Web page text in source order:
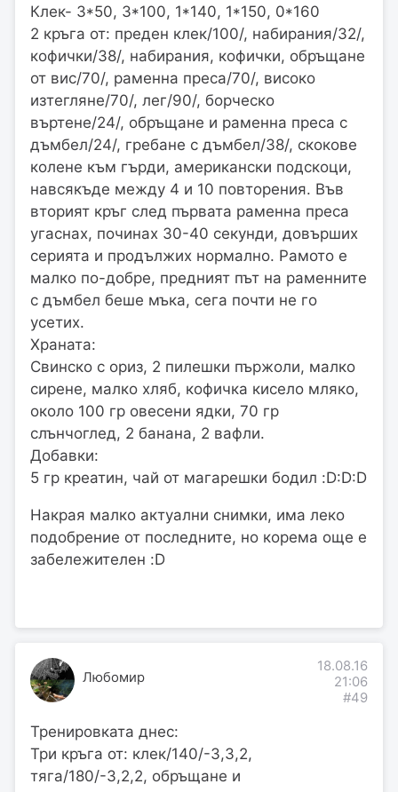
Клек- 3*50, 3*100, 1*140, 1*150, 0*160
2 кръга от: преден клек/100/, набирания/32/,
кофички/38/, набирания, кофички, обръщане
от вис/70/, раменна преса/70/, високо
изтегляне/70/, лег/90/, борческо
въртене/24/, обръщане и раменна преса с
дъмбел/24/, гребане с дъмбел/38/, скокове
колене към гърди, американски подскоци,
навсякъде между 4 и 10 повторения. Във
вторият кръг след първата раменна преса
угаснах, починах 30-40 секунди, довърших
серията и продължих нормално. Рамото е
малко по-добре, предният път на раменните
с дъмбел беше мъка, сега почти не го
усетих.
Храната:
Свинско с ориз, 2 пилешки пържоли, малко
сирене, малко хляб, кофичка кисело мляко,
около 100 гр овесени ядки, 70 гр
слънчоглед, 2 банана, 2 вафли.
Добавки:
5 гр креатин, чай от магарешки бодил :D:D:D
Накрая малко актуални снимки, има леко
подобрение от последните, но корема още е
забележителен :D
Любомир
18.08.16
21:06
#49
Тренировката днес:
Три кръга от: клек/140/-3,3,2,
тяга/180/-3,2,2, обръщане и